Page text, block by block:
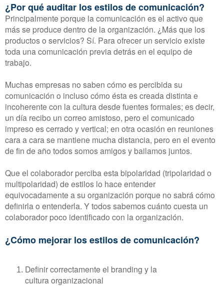
¿Por qué auditar los estilos de comunicación?
Principalmente porque la comunicación es el activo que
más se produce dentro de la organización. ¿Más que los
productos o servicios? Sí. Para ofrecer un servicio existe
toda una comunicación previa detrás en el equipo de
trabajo.
Muchas empresas no saben cómo es percibida su
comunicación o incluso cómo ésta es creada distinta e
incoherente con la cultura desde fuentes formales; es decir,
un día recibo un correo amistoso, pero el comunicado
impreso es cerrado y vertical; en otra ocasión en reuniones
cara a cara se mantiene mucha distancia, pero en el evento
de fin de año todos somos amigos y bailamos juntos.
Que el colaborador perciba esta bipolaridad (tripolaridad o
multipolaridad) de estilos lo hace entender
equivocadamente a su organización porque no sabrá cómo
definirla o entenderla. Y todos sabemos cuánto cuesta un
colaborador poco identificado con la organización.
¿Cómo mejorar los estilos de comunicación?
Definir correctamente el branding y la
cultura organizacional